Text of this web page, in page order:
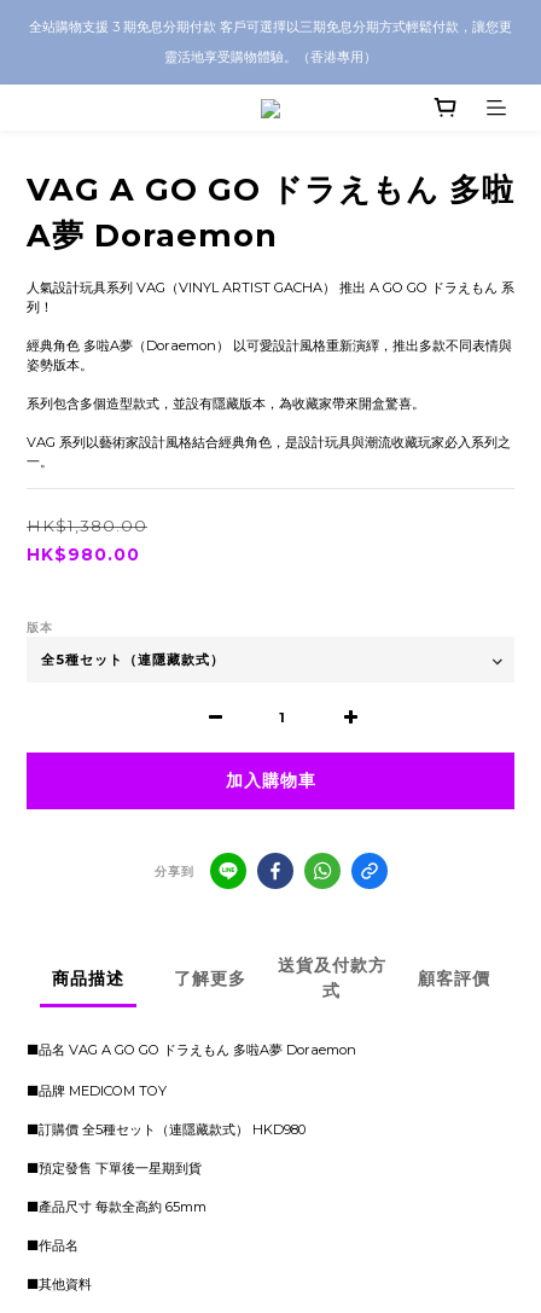
CRA5Y SHOP 全店 100% 正品保證｜支持香港本地 + 海外寄送｜💬 有任何問題？歡
迎 WhatsApp 聯絡我們查詢代購服務
全站購物支援 3 期免息分期付款 客戶可選擇以三期免息分期方式輕鬆付款，讓您更
靈活地享受購物體驗。（香港專用）
CRA5Y SHOP 全店 100% 正品保證｜支持香港本地 + 海外寄送｜💬 有任何問題？歡
VAG A GO GO ドラえもん 多啦
A夢 Doraemon
人氣設計玩具系列 VAG（VINYL ARTIST GACHA） 推出 A GO GO ドラえもん 系
列！
經典角色 多啦A夢（Doraemon） 以可愛設計風格重新演繹，推出多款不同表情與
姿勢版本。
系列包含多個造型款式，並設有隱藏版本，為收藏家帶來開盒驚喜。
VAG 系列以藝術家設計風格結合經典角色，是設計玩具與潮流收藏玩家必入系列之
一。
HK$1,380.00
HK$980.00
版本
加入購物車
分享到
商品描述 了解更多
送貨及付款方
式
顧客評價
■品名 VAG A GO GO ドラえもん 多啦A夢 Doraemon
■品牌 MEDICOM TOY
■訂購價 全5種セット（連隱藏款式） HKD980
■預定發售 下單後一星期到貨
■產品尺寸 每款全高約 65mm
■作品名
■其他資料